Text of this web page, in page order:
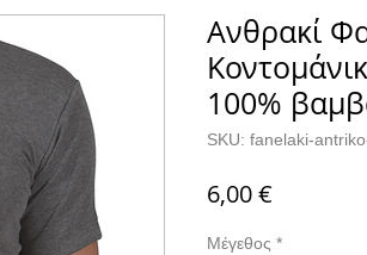
Ανθρακί
100%
SKU: fanelaki-
6,00 €
Μέγεθος *